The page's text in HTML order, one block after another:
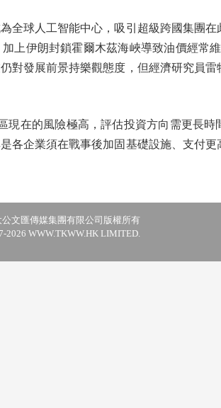
球人工智能中心，吸引超級跨國集團在
上伊朗封鎖霍爾木茲海峽導致油價經常
對發展前景持樂觀態度，但經濟研究員
在的風險極高，評估投資方向需更長時
各企業須在戰事後加固基礎設施、支付
公文匯傳媒集團有限公司版權所有
2026 WWW.TKWW.HK LIMITED.